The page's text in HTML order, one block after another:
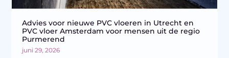
Advies voor nieuwe PVC vloeren in Utrecht en
PVC vloer Amsterdam voor mensen uit de regio
Purmerend
juni 29, 2026